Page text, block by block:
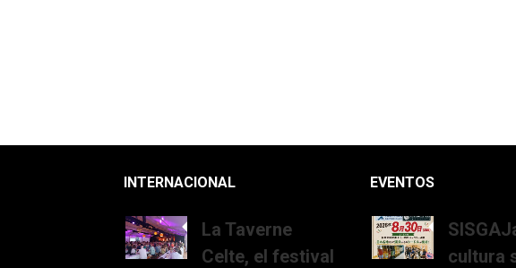
INTERNACIONAL
La Taverne
Celte, el festival
EVENTOS
cultura